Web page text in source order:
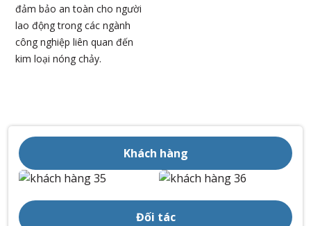
đảm bảo an toàn cho người
lao động trong các ngành
công nghiệp liên quan đến
kim loại nóng chảy.
Khách hàng
Đối tác